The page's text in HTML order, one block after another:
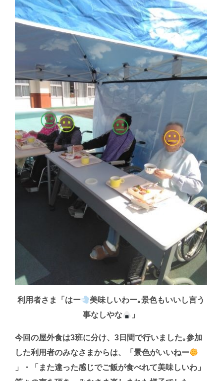
利用者さま「はー
美味しいわー｡景色もいいし言う
事なしやな
」
今回の屋外食は3班に分け、3日間で行いました｡参加
した利用者のみなさまからは、「景色がいいねー
」・「また違った感じでご飯が食べれて美味しいわ」